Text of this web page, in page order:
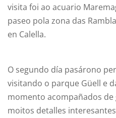
visita foi ao acuario
paseo pola zona das
en Calella.
O segundo día pasárono
visitando o parque Güell e
momento acompañados
moitos detalles